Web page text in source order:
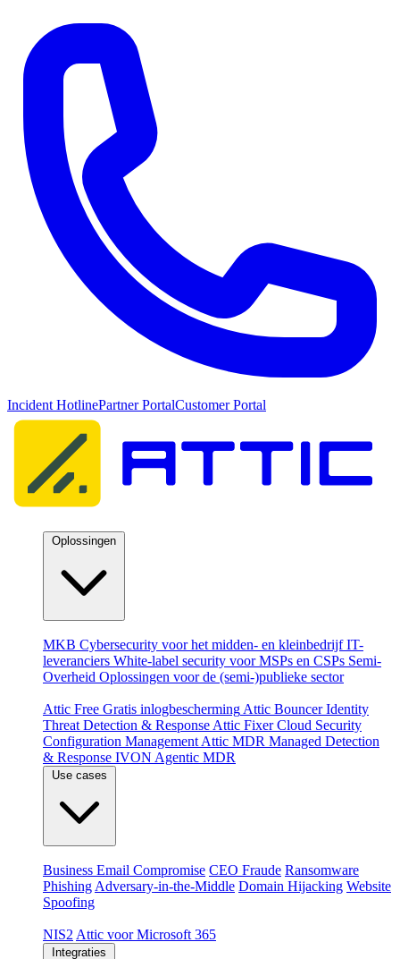
Incident HotlinePartner PortalCustomer Portal
MKB Cybersecurity voor het midden- en kleinbedrijf IT-
leveranciers White-label security voor MSPs en CSPs Semi-
Overheid Oplossingen voor de (semi-)publieke sector
Attic Free Gratis inlogbescherming Attic Bouncer Identity
Threat Detection & Response Attic Fixer Cloud Security
Configuration Management Attic MDR Managed Detection
& Response IVON Agentic MDR
Business Email Compromise CEO Fraude Ransomware
Phishing Adversary-in-the-Middle Domain Hijacking Website
Spoofing
NIS2 Attic voor Microsoft 365